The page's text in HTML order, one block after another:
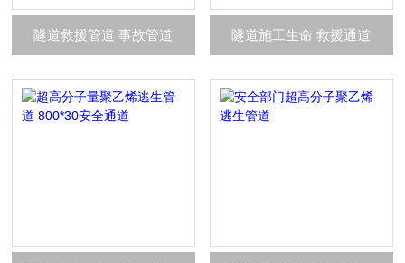
隧道救援管道 事故管道 隧道施工生命 救援通道